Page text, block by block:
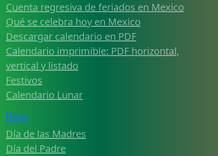
Cuenta regresiva de feriados en Mexico
Qué se celebra hoy en Mexico
Descargar calendario en PDF
Calendario imprimible: PDF horizontal,
vertical y listado
Festivos
Calendario Lunar
Blog
Día de las Madres
Día del Padre